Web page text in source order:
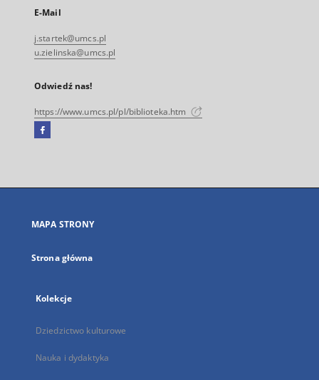
E-Mail
j.startek@umcs.pl
u.zielinska@umcs.pl
Odwiedź nas!
https://www.umcs.pl/pl/biblioteka.htm
Facebook
się
karcie
MAPA STRONY
Strona główna
Kolekcje
Dziedzictwo kulturowe
Nauka i dydaktyka